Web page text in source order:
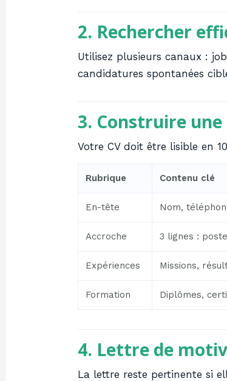
2. Rechercher
Utilisez plusieurs canaux :
candidatures spontanées
3. Construire
Votre CV doit être lisible en
Rubrique Contenu clé
En-tête Nom,
Accroche 3 lignes :
Expériences Missions,
Formation Diplômes,
4. Lettre de
La lettre reste pertinente si